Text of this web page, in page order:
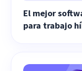
El mejor
para trabajo